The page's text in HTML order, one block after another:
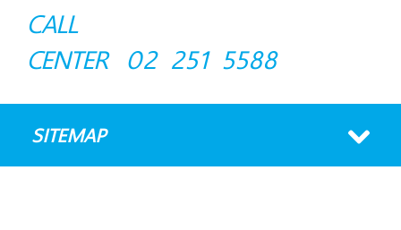
CALL
CENTER 02 251 5588
SITEMAP